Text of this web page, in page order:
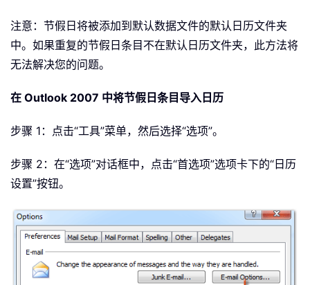
注意：节假日将被添加到默认数据文件的默认日历文件夹
中。如果重复的节假日条目不在默认日历文件夹，此方法将
无法解决您的问题。
在 Outlook 2007 中将节假日条目导入日历
步骤 1：点击“工具”菜单，然后选择“选项”。
步骤 2：在“选项”对话框中，点击“首选项”选项卡下的“日历
设置”按钮。